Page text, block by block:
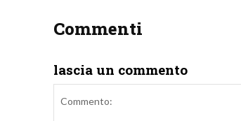
Commenti
lascia un commento